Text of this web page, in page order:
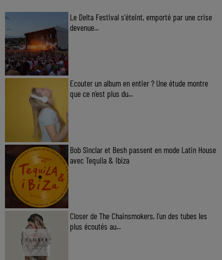
Le Delta Festival s'éteint, emporté par une crise
devenue...
Ecouter un album en entier ? Une étude montre
que ce n’est plus du...
Bob Sinclar et Besh passent en mode Latin House
avec Tequila & Ibiza
Closer de The Chainsmokers, l’un des tubes les
plus écoutés au...